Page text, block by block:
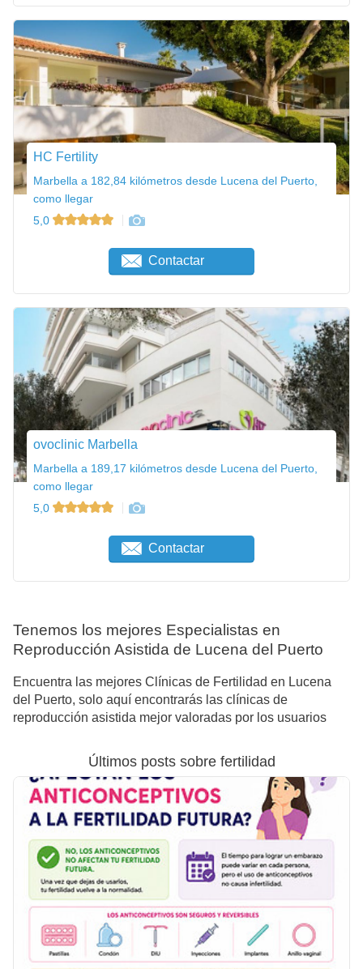
HC Fertility
Marbella a 182,84 kilómetros desde Lucena del Puerto,
como llegar
5,0
Contactar
ovoclinic Marbella
Marbella a 189,17 kilómetros desde Lucena del Puerto,
como llegar
5,0
Contactar
Tenemos los mejores Especialistas en
Reproducción Asistida de Lucena del Puerto
Encuentra las mejores Clínicas de Fertilidad en Lucena
del Puerto, solo aquí encontrarás las clínicas de
reproducción asistida mejor valoradas por los usuarios
Últimos posts sobre fertilidad